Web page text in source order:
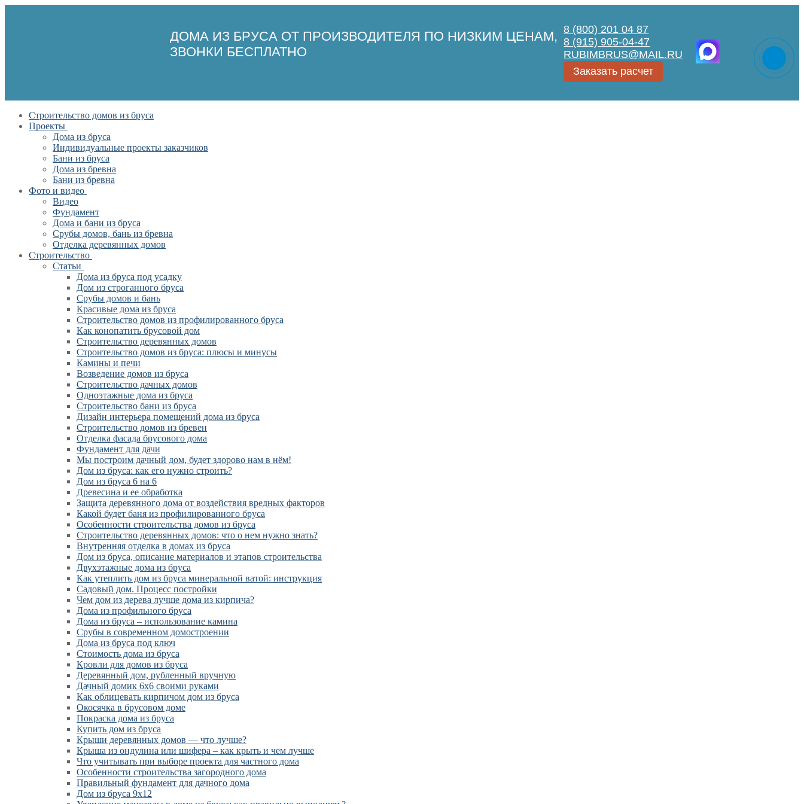
ДОМА ИЗ БРУСА ОТ ПРОИЗВОДИТЕЛЯ ПО НИЗКИМ ЦЕНАМ,
ЗВОНКИ БЕСПЛАТНО
8 (800) 201 04 87
8 (915) 905-04-47
RUBIMBRUS@MAIL.RU
Заказать расчет
Перейти
содержимому
Меню
ЗакрытьСтроительство домов из бруса
Проекты
Дома из бруса
Индивидуальные проекты заказчиков
Бани из бруса
Дома из бревна
Бани из бревна
Фото и видео
Видео
Фундамент
Дома и бани из бруса
Срубы домов, бань из бревна
Отделка деревянных домов
Строительство
Статьи
Дома из бруса под усадку
Дом из строганного бруса
Срубы домов и бань
Красивые дома из бруса
Строительство домов из профилированного бруса
Как конопатить брусовой дом
Строительство деревянных домов
Строительство домов из бруса: плюсы и минусы
Камины и печи
Возведение домов из бруса
Cтроительство дачных домов
Одноэтажные дома из бруса
Строительство бани из бруса
Дизайн интерьера помещений дома из бруса
Строительство домов из бревен
Отделка фасада брусового дома
Фундамент для дачи
Мы построим дачный дом, будет здорово нам в нём!
Дом из бруса: как его нужно строить?
Дом из бруса 6 на 6
Древесина и ее обработка
Защита деревянного дома от воздействия вредных факторов
Какой будет баня из профилированного бруса
Особенности строительства домов из бруса
Строительство деревянных домов: что о нем нужно знать?
Внутренняя отделка в домах из бруса
Дом из бруса, описание материалов и этапов строительства
Двухэтажные дома из бруса
Как утеплить дом из бруса минеральной ватой: инструкция
Садовый дом. Процесс постройки
Чем дом из дерева лучше дома из кирпича?
Дома из профильного бруса
Дома из бруса – использование камина
Срубы в современном домостроении
Дома из бруса под ключ
Стоимость дома из бруса
Кровли для домов из бруса
Деревянный дом, рубленный вручную
Дачный домик 6х6 своими руками
Как облицевать кирпичом дом из бруса
Окосячка в брусовом доме
Покраска дома из бруса
Купить дом из бруса
Крыши деревянных домов — что лучше?
Крыша из ондулина или шифера – как крыть и чем лучше
Что учитывать при выборе проекта для частного дома
Особенности строительства загородного дома
Правильный фундамент для дачного дома
Дом из бруса 9х12